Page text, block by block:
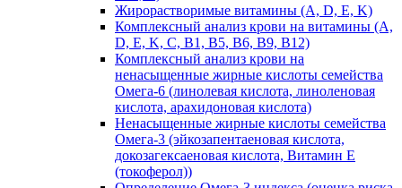
Жирорастворимые витамины (A, D, E, K)
Комплексный анализ крови на витамины (A,
D, E, K, C, B1, B5, B6, В9, B12)
Комплексный анализ крови на
ненасыщенные жирные кислоты семейства
Омега-6 (линолевая кислота, линоленовая
кислота, арахидоновая кислота)
Ненасыщенные жирные кислоты семейства
Омега-3 (эйкозапентаеновая кислота,
докозагексаеновая кислота, Витамин E
(токоферол))